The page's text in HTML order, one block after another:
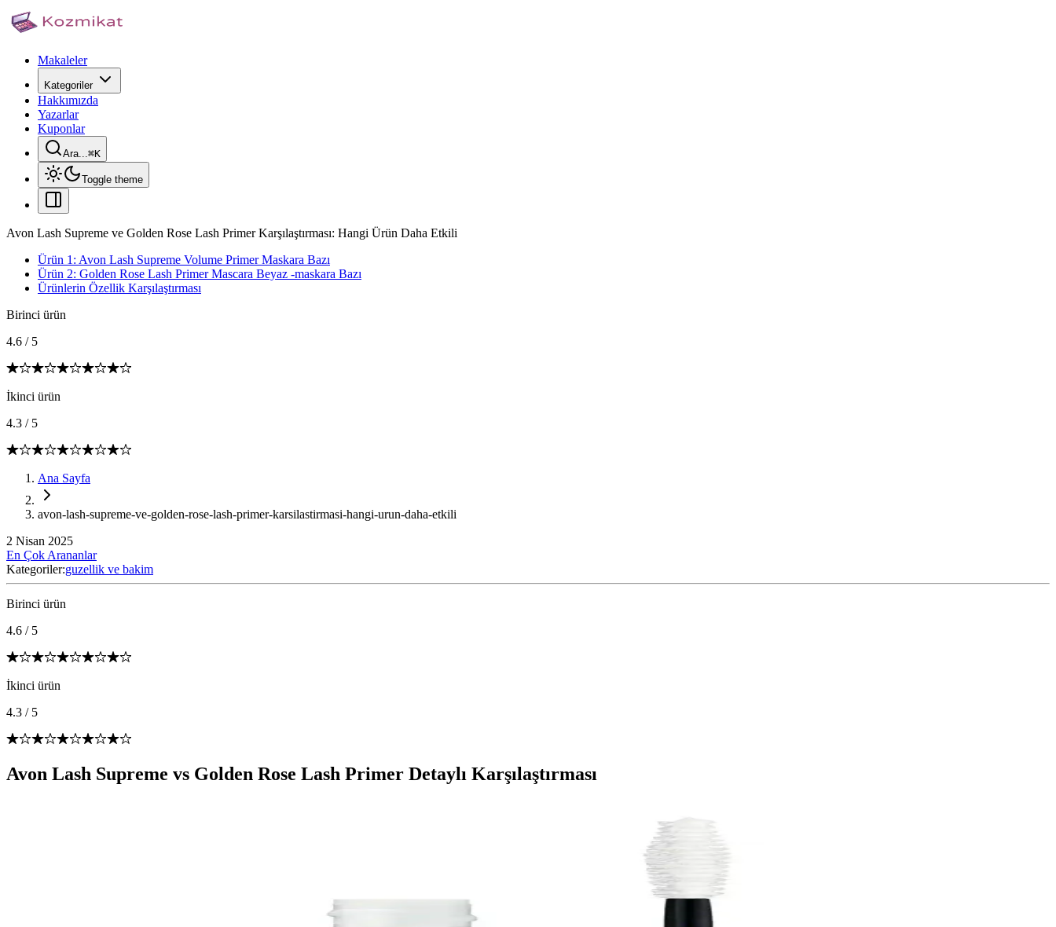
Makaleler
Kategoriler
Hakkımızda
Yazarlar
Kuponlar
Ara...⌘K
Toggle theme
Avon Lash Supreme ve Golden Rose Lash Primer Karşılaştırması: Hangi Ürün Daha Etkili
Ürün 1: Avon Lash Supreme Volume Primer Maskara Bazı
Ürün 2: Golden Rose Lash Primer Mascara Beyaz -maskara Bazı
Ürünlerin Özellik Karşılaştırması
Birinci ürün
4.6 / 5
İkinci ürün
4.3 / 5
Ana Sayfa
avon-lash-supreme-ve-golden-rose-lash-primer-karsilastirmasi-hangi-urun-daha-etkili
2 Nisan 2025
En Çok Arananlar
Kategoriler:guzellik ve bakim
Birinci ürün
4.6 / 5
İkinci ürün
4.3 / 5
Avon Lash Supreme vs Golden Rose Lash Primer Detaylı Karşılaştırması